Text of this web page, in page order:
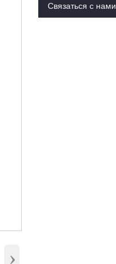
›
Связаться с нами